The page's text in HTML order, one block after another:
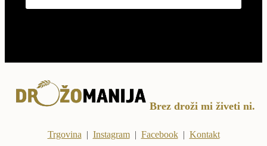
Brez droži mi živeti ni.
Trgovina | Instagram| Facebook| Kontakt